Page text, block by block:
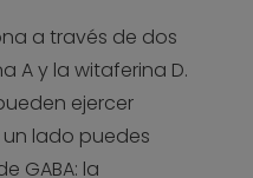
a través de dos
A y la witaferina D.
ejercer
lado puedes
GABA: la